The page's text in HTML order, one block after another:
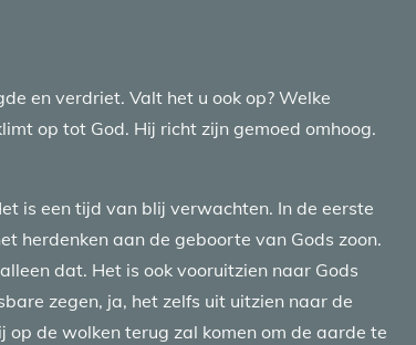
en verdriet. Valt het u ook op? Welke
op tot God. Hij richt zijn gemoed omhoog.
is een tijd van blij verwachten. In de eerste
herdenken aan de geboorte van Gods zoon.
dat. Het is ook vooruitzien naar Gods
zegen, ja, het zelfs uit uitzien naar de
de wolken terug zal komen om de aarde te